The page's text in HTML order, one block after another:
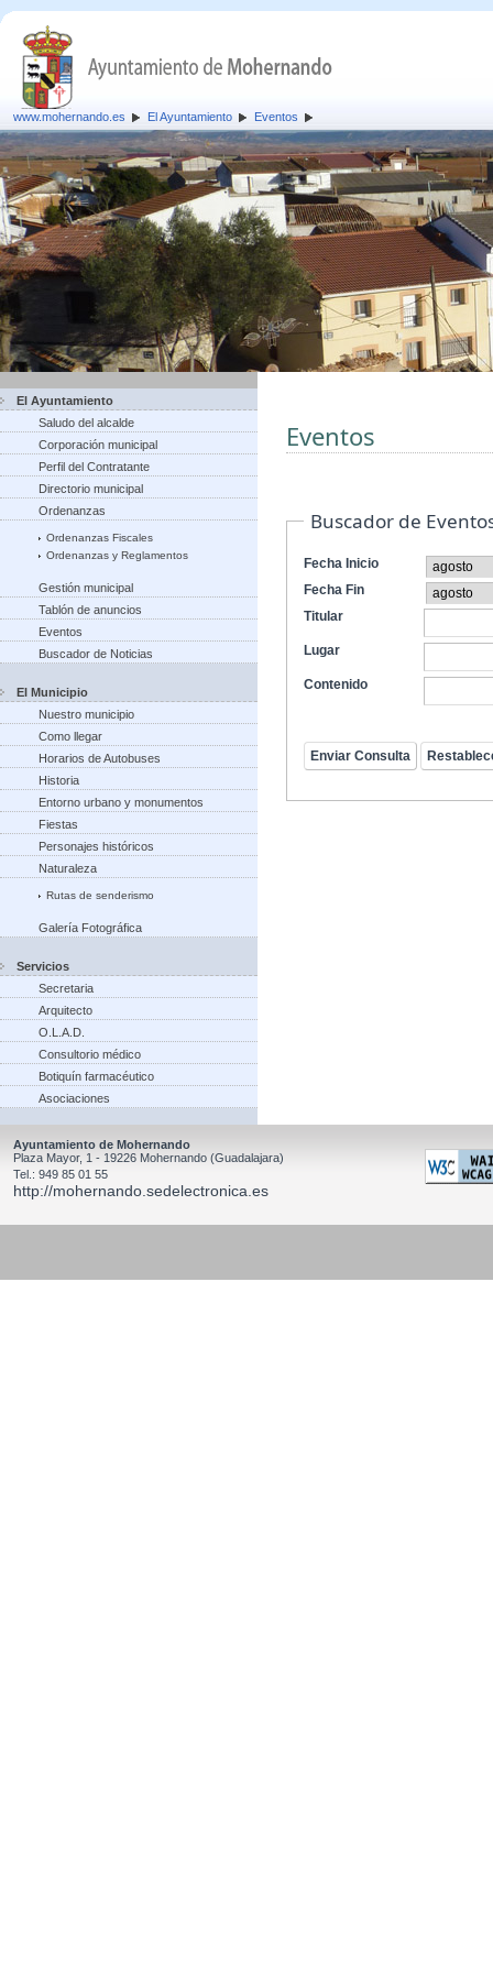
www.mohernando.es El Ayuntamiento Eventos
El Ayuntamiento
Saludo del alcalde
Corporación municipal
Perfil del Contratante
Directorio municipal
Ordenanzas
Ordenanzas Fiscales
Ordenanzas y Reglamentos
Gestión municipal
Tablón de anuncios
Eventos
Buscador de Noticias
El Municipio
Nuestro municipio
Como llegar
Horarios de Autobuses
Historia
Entorno urbano y monumentos
Fiestas
Personajes históricos
Naturaleza
Rutas de senderismo
Galería Fotográfica
Servicios
Secretaria
Arquitecto
O.L.A.D.
Consultorio médico
Botiquín farmacéutico
Asociaciones
Eventos
Buscador de
Fecha Inicio
Fecha Fin
Titular
Lugar
Contenido
Ayuntamiento de Mohernando
Plaza Mayor, 1 - 19226 Mohernando (Guadalajara)
Tel.: 949 85 01 55
http://mohernando.sedelectronica.es